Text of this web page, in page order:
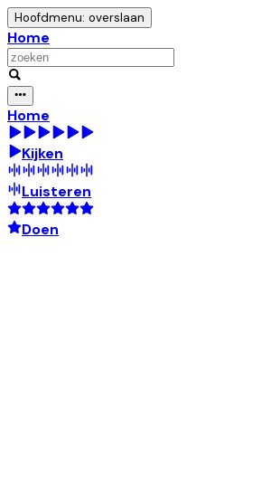
Hoofdmenu: overslaan
Home
Home
Kijken
Luisteren
Doen